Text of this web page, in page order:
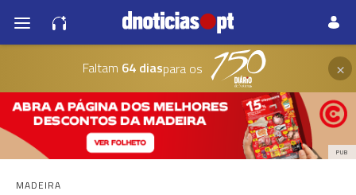
Faltam 64 diaspara os ×
PUB
MADEIRA